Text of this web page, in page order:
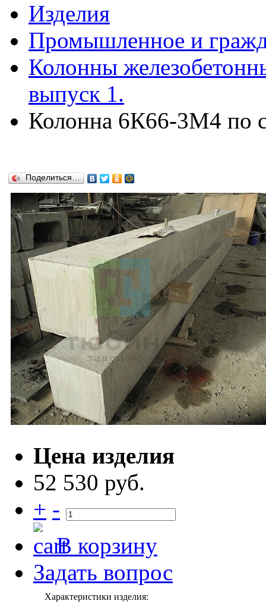
Изделия
Промышленное и
Колонны
выпуск 1.
Колонна 6К66-3М4 по
Поделиться…
Цена изделия
52 530 руб.
+ -
В корзину
Задать вопрос
Характеристики изделия: